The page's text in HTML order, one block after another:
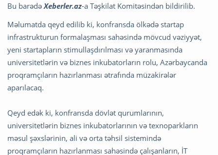
Bu barədə Xeberler.az-a Təşkilat Komitəsindən bildirilib.
Məlumatda qeyd edilib ki, konfransda ölkədə startap
infrastrukturun formalaşması sahəsində mövcud vəziyyət,
yeni startapların stimullaşdırılması və yaranmasında
universitetlərin və biznes inkubatorların rolu, Azərbaycanda
proqramçıların hazırlanması ətrafında müzakirələr
aparılacaq.
Qeyd edək ki, konfransda dövlət qurumlarının,
universitetlərin biznes inkubatorlarının və texnoparkların
məsul şəxslərinin, ali və orta təhsil sistemində
proqramçıların hazırlanması sahəsində çalışanların, İT